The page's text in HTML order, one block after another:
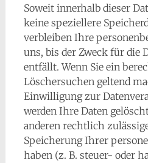
Soweit innerhalb dieser
keine speziellere
verbleiben Ihre
uns, bis der Zweck für die
entfällt. Wenn Sie ein
Löschersuchen geltend
Einwilligung zur
werden Ihre Daten
anderen rechtlich
Speicherung Ihrer
haben (z. B. steuer- oder